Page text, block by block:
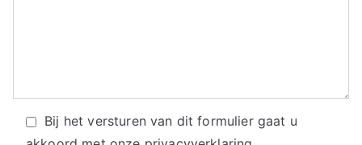
Bij het versturen van dit formulier gaat u